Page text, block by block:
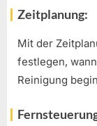
Zeitplanung:
Mit der
festlegen,
Reinigung